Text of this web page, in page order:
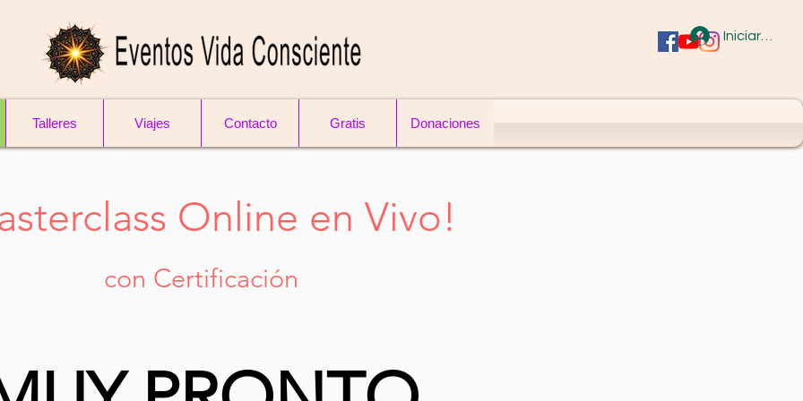
Iniciar
Talleres Viajes Contacto Gratis Donaciones
Online en Vivo!
con Certificación